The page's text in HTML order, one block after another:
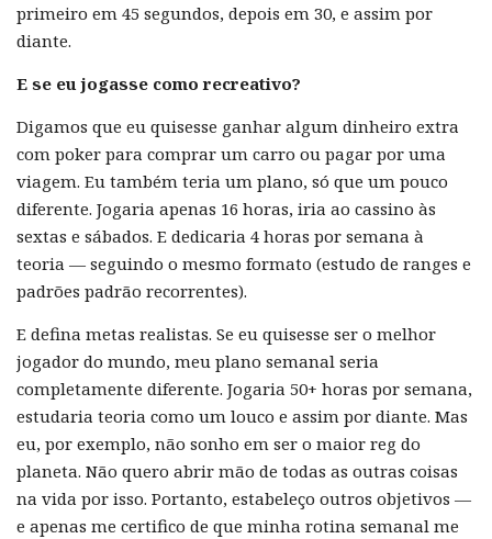
primeiro em 45 segundos, depois em 30, e assim por
diante.
E se eu jogasse como recreativo?
Digamos que eu quisesse ganhar algum dinheiro extra
com poker para comprar um carro ou pagar por uma
viagem. Eu também teria um plano, só que um pouco
diferente. Jogaria apenas 16 horas, iria ao cassino às
sextas e sábados. E dedicaria 4 horas por semana à
teoria — seguindo o mesmo formato (estudo de ranges e
padrões padrão recorrentes).
E defina metas realistas. Se eu quisesse ser o melhor
jogador do mundo, meu plano semanal seria
completamente diferente. Jogaria 50+ horas por semana,
estudaria teoria como um louco e assim por diante. Mas
eu, por exemplo, não sonho em ser o maior reg do
planeta. Não quero abrir mão de todas as outras coisas
na vida por isso. Portanto, estabeleço outros objetivos —
e apenas me certifico de que minha rotina semanal me